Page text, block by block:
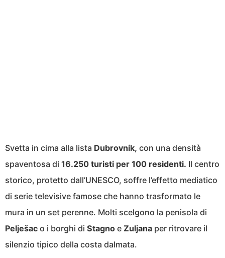
Svetta in cima alla lista Dubrovnik, con una densità
spaventosa di 16.250 turisti per 100 residenti. Il centro
storico, protetto dall’UNESCO, soffre l’effetto mediatico
di serie televisive famose che hanno trasformato le
mura in un set perenne. Molti scelgono la penisola di
Pelješac o i borghi di Stagno e Zuljana per ritrovare il
silenzio tipico della costa dalmata.